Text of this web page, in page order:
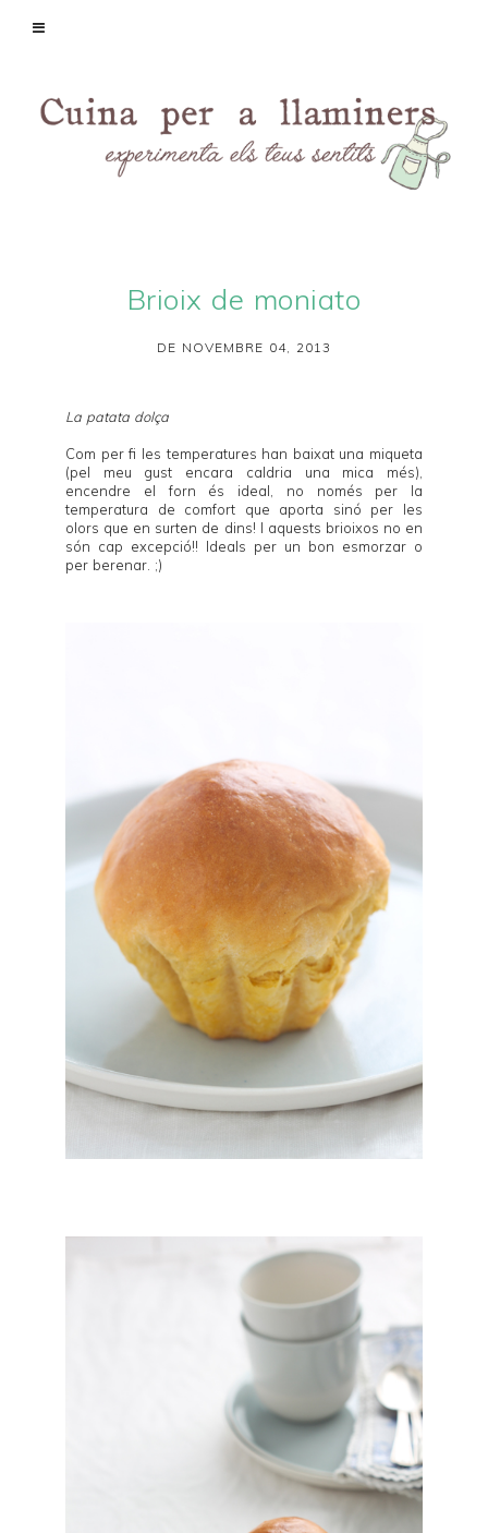
Brioix de moniato
DE NOVEMBRE 04, 2013
La patata dolça
Com per fi les temperatures han baixat una miqueta
(pel meu gust encara caldria una mica més),
encendre el forn és ideal, no només per la
temperatura de comfort que aporta sinó per les
olors que en surten de dins! I aquests brioixos no en
són cap excepció!! Ideals per un bon esmorzar o
per berenar. ;)